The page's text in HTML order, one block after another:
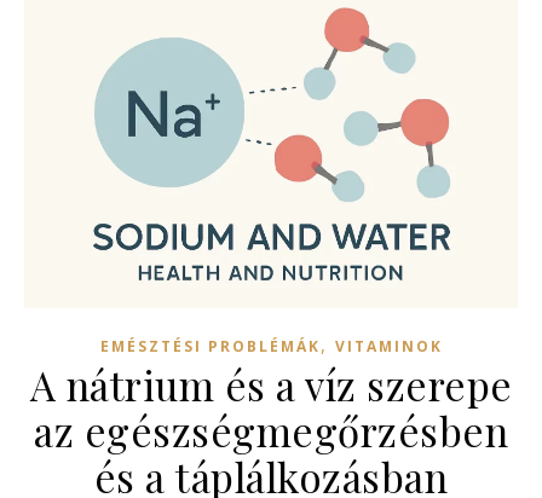
EMÉSZTÉSI PROBLÉMÁK, VITAMINOK
A nátrium és a víz szerepe
az egészségmegőrzésben
és a táplálkozásban